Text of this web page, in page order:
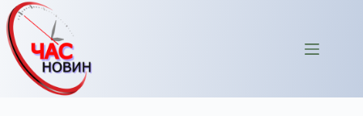
Перейти
до
вмісту